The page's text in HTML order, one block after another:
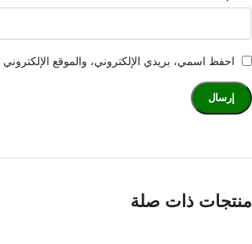
احفظ اسمي، بريدي الإلكتروني، والموقع
منتجات ذات صلة